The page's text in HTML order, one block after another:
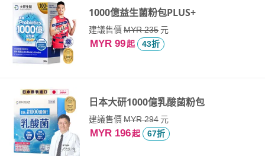
1000億益生菌粉包PLUS+
建議售價MYR 235元
MYR 99起 43折
日本大研1000億乳酸菌粉包
建議售價MYR 294元
MYR 196起 67折